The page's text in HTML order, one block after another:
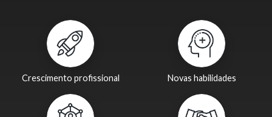
Crescimento profissional Novas habilidades